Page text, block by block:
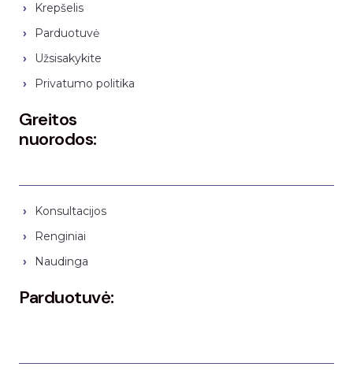
Krepšelis
Parduotuvė
Užsisakykite
Privatumo politika
Greitos
nuorodos:
Konsultacijos
Renginiai
Naudinga
Parduotuvė: